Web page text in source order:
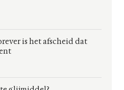
is het afscheid dat